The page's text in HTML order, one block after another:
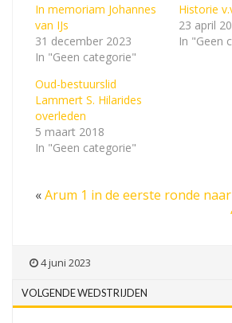
In memoriam Johannes
van IJs
31 december 2023
In "Geen categorie"
Historie
23 april
In "Geen
Oud-bestuurslid
Lammert S. Hilarides
overleden
5 maart 2018
In "Geen categorie"
«Arum 1 in de eerste ronde naar
4 juni 2023
VOLGENDE WEDSTRIJDEN